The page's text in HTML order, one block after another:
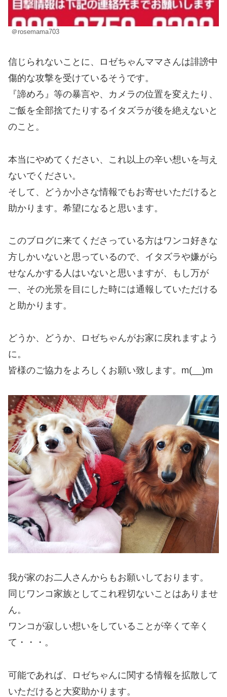
＠rosemama703
信じられないことに、ロゼちゃんママさんは誹謗中
傷的な攻撃を受けているそうです。
『諦めろ』等の暴言や、カメラの位置を変えたり、
ご飯を全部捨てたりするイタズラが後を絶えないと
のこと。
本当にやめてください、これ以上の辛い想いを与え
ないでください。
そして、どうか小さな情報でもお寄せいただけると
助かります。希望になると思います。
このブログに来てくださっている方はワンコ好きな
方しかいないと思っているので、イタズラや嫌がら
せなんかする人はいないと思いますが、もし万が
一、その光景を目にした時には通報していただける
と助かります。
どうか、どうか、ロゼちゃんがお家に戻れますよう
に。
皆様のご協力をよろしくお願い致します。m(__)m
我が家のお二人さんからもお願いしております。
同じワンコ家族としてこれ程切ないことはありませ
ん。
ワンコが寂しい想いをしていることが辛くて辛く
て・・・。
可能であれば、ロゼちゃんに関する情報を拡散して
いただけると大変助かります。